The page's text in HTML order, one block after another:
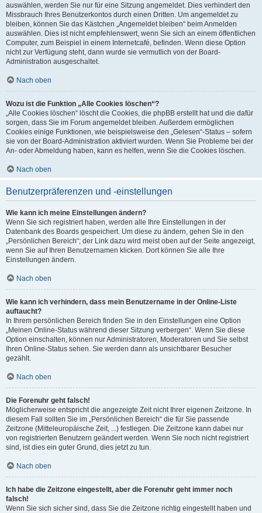
auswählen, werden Sie nur für eine Sitzung angemeldet. Dies verhindert den
Missbrauch Ihres Benutzerkontos durch einen Dritten. Um angemeldet zu
bleiben, können Sie das Kästchen „Angemeldet bleiben“ beim Anmelden
auswählen. Dies ist nicht empfehlenswert, wenn Sie sich an einem öffentlichen
Computer, zum Beispiel in einem Internetcafé, befinden. Wenn diese Option
nicht zur Verfügung steht, dann wurde sie vermutlich von der Board-
Administration ausgeschaltet.
Nach oben
Wozu ist die Funktion „Alle Cookies löschen“?
„Alle Cookies löschen“ löscht die Cookies, die phpBB erstellt hat und die dafür
sorgen, dass Sie im Forum angemeldet bleiben. Außerdem ermöglichen
Cookies einige Funktionen, wie beispielsweise den „Gelesen“-Status – sofern
sie von der Board-Administration aktiviert wurden. Wenn Sie Probleme bei der
An- oder Abmeldung haben, kann es helfen, wenn Sie die Cookies löschen.
Nach oben
Benutzerpräferenzen und -einstellungen
Wie kann ich meine Einstellungen ändern?
Wenn Sie sich registriert haben, werden alle Ihre Einstellungen in der
Datenbank des Boards gespeichert. Um diese zu ändern, gehen Sie in den
„Persönlichen Bereich“; der Link dazu wird meist oben auf der Seite angezeigt,
wenn Sie auf Ihren Benutzernamen klicken. Dort können Sie alle Ihre
Einstellungen ändern.
Nach oben
Wie kann ich verhindern, dass mein Benutzername in der Online-Liste
auftaucht?
In Ihrem persönlichen Bereich finden Sie in den Einstellungen eine Option
„Meinen Online-Status während dieser Sitzung verbergen“. Wenn Sie diese
Option einschalten, können nur Administratoren, Moderatoren und Sie selbst
Ihren Online-Status sehen. Sie werden dann als unsichtbarer Besucher
gezählt.
Nach oben
Die Forenuhr geht falsch!
Möglicherweise entspricht die angezeigte Zeit nicht Ihrer eigenen Zeitzone. In
diesem Fall sollten Sie im „Persönlichen Bereich“ die für Sie passende
Zeitzone (Mitteleuropäische Zeit, ...) festlegen. Die Zeitzone kann dabei nur
von registrierten Benutzern geändert werden. Wenn Sie noch nicht registriert
sind, ist dies ein guter Grund, dies jetzt zu tun.
Nach oben
Ich habe die Zeitzone eingestellt, aber die Forenuhr geht immer noch
falsch!
Wenn Sie sich sicher sind, dass Sie die Zeitzone richtig eingestellt haben und